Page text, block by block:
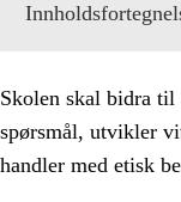
Skolen skal bidra
spørsmål, utvikler
handler med etisk